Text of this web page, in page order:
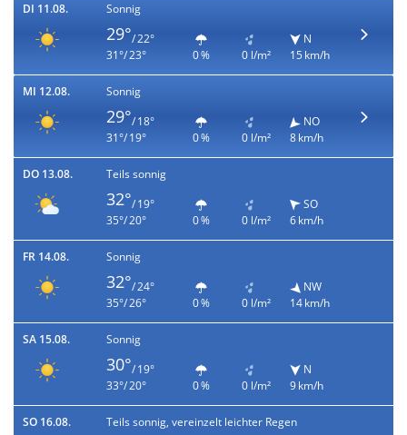
DI 11.08. Sonnig
29°/ 22°
31°/ 23°
0 % 0 l/m²
N
15 km/h
MI 12.08. Sonnig
29°/ 18°
31°/ 19°
0 % 0 l/m²
NO
8 km/h
DO 13.08. Teils sonnig
32°/ 19°
35°/ 20°
0 % 0 l/m²
SO
6 km/h
FR 14.08. Sonnig
32°/ 24°
35°/ 26°
0 % 0 l/m²
NW
14 km/h
SA 15.08. Sonnig
30°/ 19°
33°/ 20°
0 % 0 l/m²
N
9 km/h
SO 16.08. Teils sonnig, vereinzelt leichter Regen